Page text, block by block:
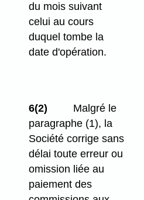
du mois suivant
celui au cours
duquel tombe la
date d'opération.
6(2)
Malgré le
paragraphe (1), la
Société corrige sans
délai toute erreur ou
omission liée au
paiement des